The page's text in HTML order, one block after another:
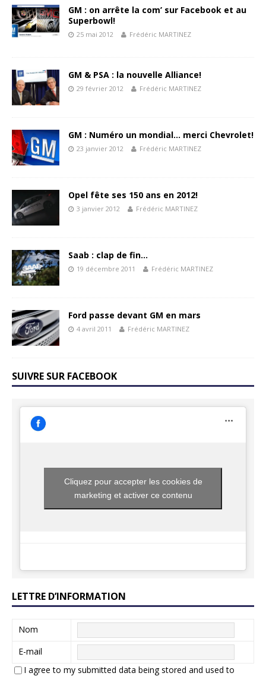
GM : on arrête la com’ sur Facebook et au
Superbowl!
25 mai 2012 Frédéric MARTINEZ
GM & PSA : la nouvelle Alliance!
29 février 2012 Frédéric MARTINEZ
GM : Numéro un mondial… merci Chevrolet!
23 janvier 2012 Frédéric MARTINEZ
Opel fête ses 150 ans en 2012!
3 janvier 2012 Frédéric MARTINEZ
Saab : clap de fin…
19 décembre 2011 Frédéric MARTINEZ
Ford passe devant GM en mars
4 avril 2011 Frédéric MARTINEZ
SUIVRE SUR FACEBOOK
Cliquez pour accepter les cookies de
marketing et activer ce contenu
LETTRE D’INFORMATION
Nom
E-mail
I agree to my submitted data being stored and used to